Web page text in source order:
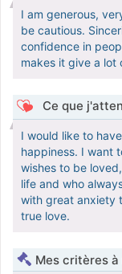
I am generous,
be cautious.
confidence in
makes it give a lot
Ce que
I would like to
happiness. I want
wishes to be
life and who
with great anxiety
true love.
Mes critères